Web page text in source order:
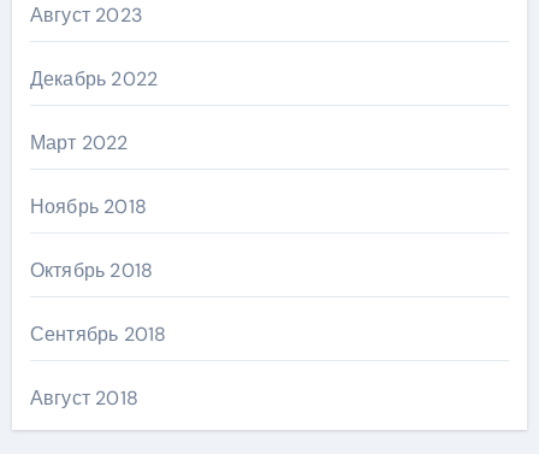
Август 2023
Декабрь 2022
Март 2022
Ноябрь 2018
Октябрь 2018
Сентябрь 2018
Август 2018